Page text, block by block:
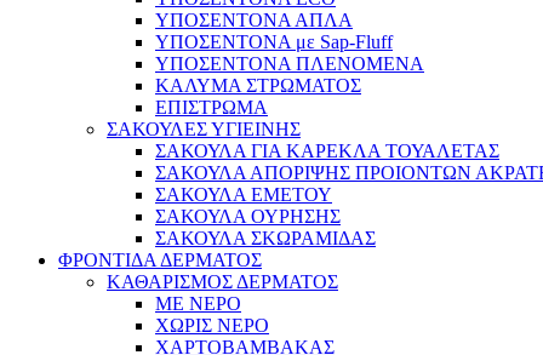
ΥΠΟΣΕΝΤΟΝΑ ΑΠΛΑ
ΥΠΟΣΕΝΤΟΝΑ με Sap-Fluff
ΥΠΟΣΕΝΤΟΝΑ ΠΛΕΝΟΜΕΝΑ
ΚΑΛΥΜΑ ΣΤΡΩΜΑΤΟΣ
ΕΠΙΣΤΡΩΜΑ
ΣΑΚΟΥΛΕΣ ΥΓΙΕΙΝΗΣ
ΣΑΚΟΥΛΑ ΓΙΑ ΚΑΡΕΚΛΑ ΤΟΥΑΛΕΤΑΣ
ΣΑΚΟΥΛΑ ΑΠΟΡΙΨΗΣ ΠΡΟΙΟΝΤΩΝ
ΣΑΚΟΥΛΑ ΕΜΕΤΟΥ
ΣΑΚΟΥΛΑ ΟΥΡΗΣΗΣ
ΣΑΚΟΥΛΑ ΣΚΩΡΑΜΙΔΑΣ
ΦΡΟΝΤΙΔΑ ΔΕΡΜΑΤΟΣ
ΚΑΘΑΡΙΣΜΟΣ ΔΕΡΜΑΤΟΣ
ΜΕ ΝΕΡΟ
ΧΩΡΙΣ ΝΕΡΟ
ΧΑΡΤΟΒΑΜΒΑΚΑΣ